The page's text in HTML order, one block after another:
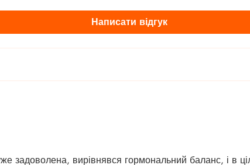
Написати відгук
задоволена, вирівнявся гормональний баланс, і в